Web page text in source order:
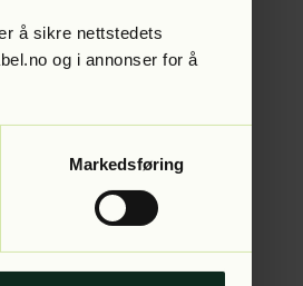
å sikre nettstedets
og i annonser for å
Markedsføring